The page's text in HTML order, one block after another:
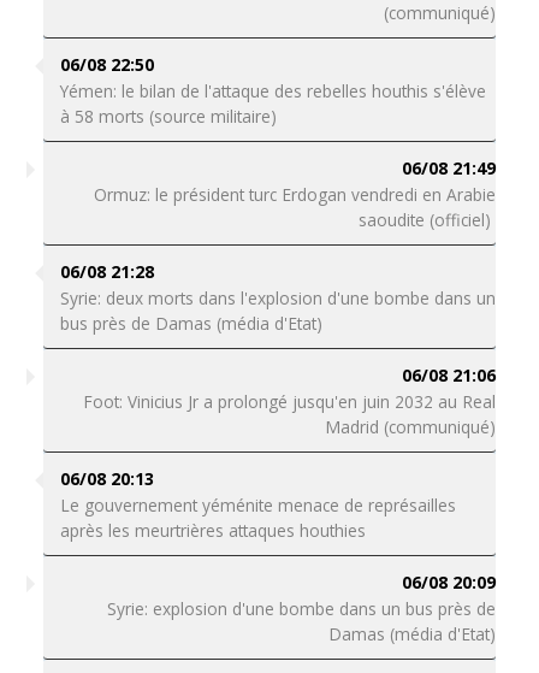
(communiqué)
06/08 22:50
Yémen: le bilan de l'attaque des rebelles houthis s'élève
à 58 morts (source militaire)
06/08 21:49
Ormuz: le président turc Erdogan vendredi en Arabie
saoudite (officiel)
06/08 21:28
Syrie: deux morts dans l'explosion d'une bombe dans un
bus près de Damas (média d'Etat)
06/08 21:06
Foot: Vinicius Jr a prolongé jusqu'en juin 2032 au Real
Madrid (communiqué)
06/08 20:13
Le gouvernement yéménite menace de représailles
après les meurtrières attaques houthies
06/08 20:09
Syrie: explosion d'une bombe dans un bus près de
Damas (média d'Etat)